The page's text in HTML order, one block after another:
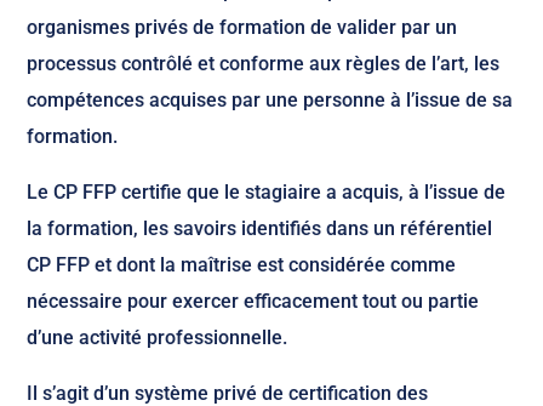
organismes privés de formation de valider par un
processus contrôlé et conforme aux règles de l’art, les
compétences acquises par une personne à l’issue de sa
formation.
Le CP FFP certifie que le stagiaire a acquis, à l’issue de
la formation, les savoirs identifiés dans un référentiel
CP FFP et dont la maîtrise est considérée comme
nécessaire pour exercer efficacement tout ou partie
d’une activité professionnelle.
Il s’agit d’un système privé de certification des